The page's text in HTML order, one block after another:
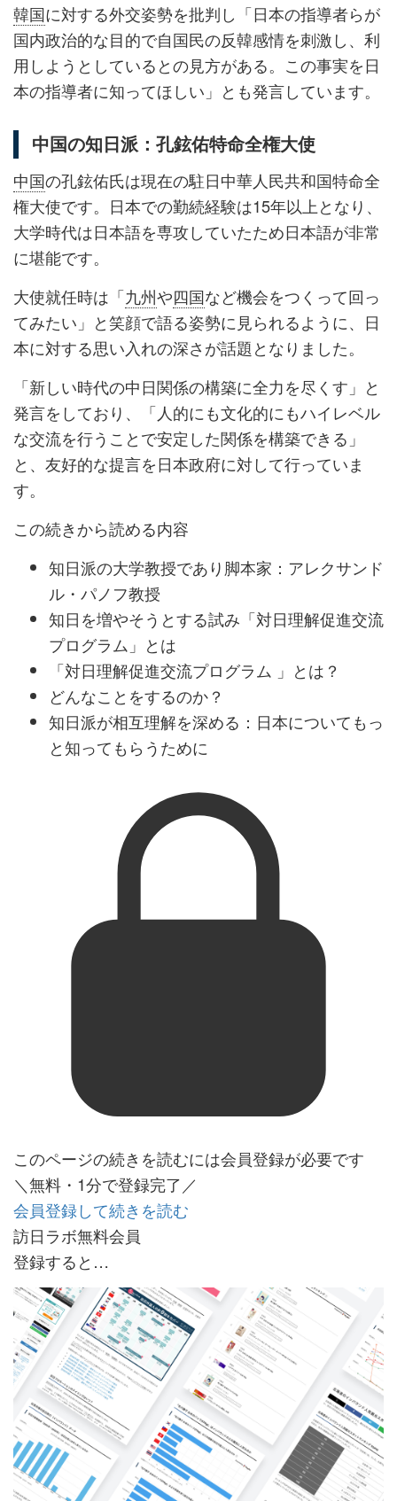
韓国に対する外交姿勢を批判し「日本の指導者らが
国内政治的な目的で自国民の反韓感情を刺激し、利
用しようとしているとの見方がある。この事実を日
本の指導者に知ってほしい」とも発言しています。
中国の知日派：孔鉉佑特命全権大使
中国の孔鉉佑氏は現在の駐日中華人民共和国特命全
権大使です。日本での勤続経験は15年以上となり、
大学時代は日本語を専攻していたため日本語が非常
に堪能です。
大使就任時は「九州や四国など機会をつくって回っ
てみたい」と笑顔で語る姿勢に見られるように、日
本に対する思い入れの深さが話題となりました。
「新しい時代の中日関係の構築に全力を尽くす」と
発言をしており、「人的にも文化的にもハイレベル
な交流を行うことで安定した関係を構築できる」
と、友好的な提言を日本政府に対して行っていま
す。
この続きから読める内容
知日派の大学教授であり脚本家：アレクサンド
ル・パノフ教授
知日を増やそうとする試み「対日理解促進交流
プログラム」とは
「対日理解促進交流プログラム 」とは？
どんなことをするのか？
知日派が相互理解を深める：日本についてもっ
と知ってもらうために
このページの続きを読むには会員登録が必要です
＼無料・1分で登録完了／
会員登録して続きを読む
訪日ラボ無料会員
登録すると…